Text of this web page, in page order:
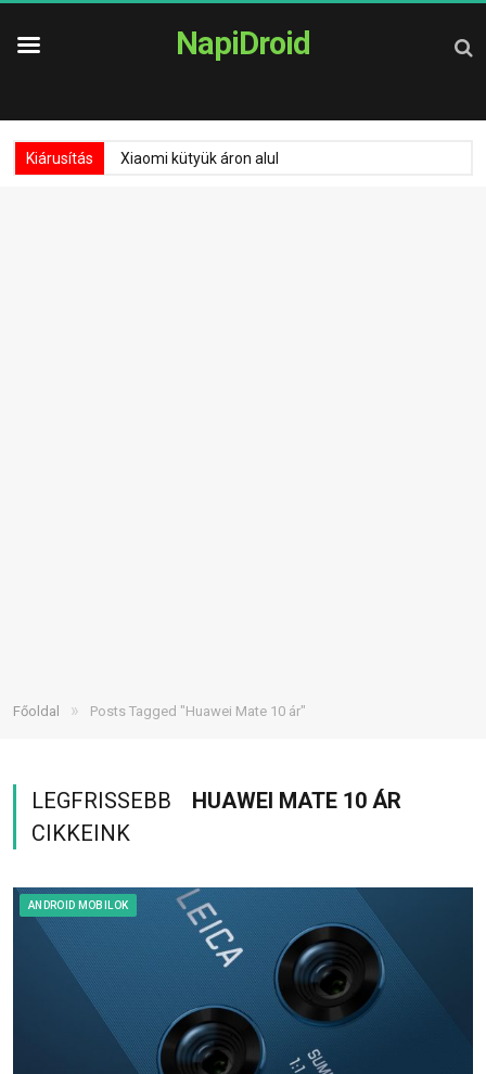
NapiDroid
Kiárusítás Xiaomi kütyük áron alul
Főoldal » Posts Tagged "Huawei Mate 10 ár"
LEGFRISSEBB
HUAWEI MATE 10 ÁR
CIKKEINK
ANDROID MOBILOK